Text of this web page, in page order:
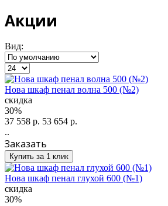
Акции
Вид:
Нова шкаф пенал волна 500 (№2)
скидка
30%
37 558 р. 53 654 р.
..
Заказать
Купить за 1 клик
Нова шкаф пенал глухой 600 (№1)
скидка
30%